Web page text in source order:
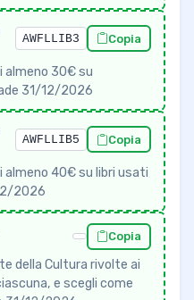
AWFLLIB3 Copia
almeno 30€ su
31/12/2026
AWFLLIB5 Copia
almeno 40€ su libri usati
2026
Copia
della Cultura rivolte ai
e scegli come